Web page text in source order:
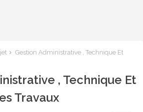
Gestion Administrative , Technique Et
, Technique Et
Travaux